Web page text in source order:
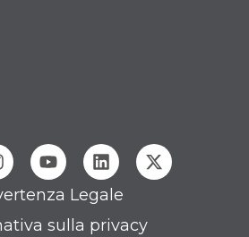
Legale
sulla privacy